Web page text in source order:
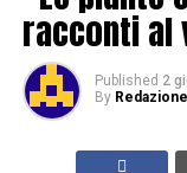
racconti al
Published 2
By